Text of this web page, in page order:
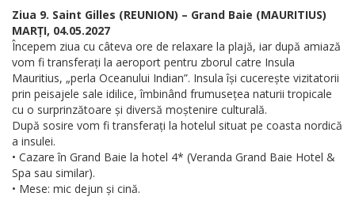
Ziua 9. Saint Gilles (REUNION) – Grand Baie (MAURITIUS)
MARȚI, 04.05.2027
Începem ziua cu câteva ore de relaxare la plajă, iar după amiază
vom fi transferați la aeroport pentru zborul catre Insula
Mauritius, „perla Oceanului Indian”. Insula își cucerește vizitatorii
prin peisajele sale idilice, îmbinând frumusețea naturii tropicale
cu o surprinzătoare și diversă moștenire culturală.
După sosire vom fi transferați la hotelul situat pe coasta nordică
a insulei.
• Cazare în Grand Baie la hotel 4* (Veranda Grand Baie Hotel &
Spa sau similar).
• Mese: mic dejun și cină.